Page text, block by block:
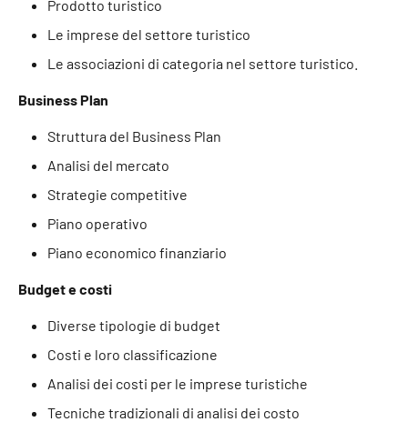
Prodotto turistico
Le imprese del settore turistico
Le associazioni di categoria nel settore turistico.
Business Plan
Struttura del Business Plan
Analisi del mercato
Strategie competitive
Piano operativo
Piano economico finanziario
Budget e costi
Diverse tipologie di budget
Costi e loro classificazione
Analisi dei costi per le imprese turistiche
Tecniche tradizionali di analisi dei costo